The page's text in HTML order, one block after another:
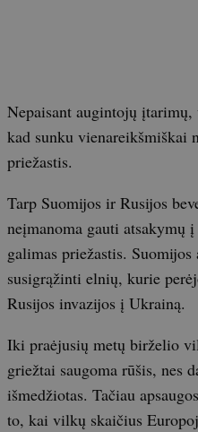
Nepaisant augintojų
kad sunku vienareikšmiškai
priežastis.
Tarp Suomijos ir Rusijos
neįmanoma gauti atsakymų
galimas priežastis.
susigrąžinti elnių, kurie
Rusijos invazijos į Ukrainą.
Iki praėjusių metų birželio
griežtai saugoma rūšis, nes
išmedžiotas. Tačiau
to, kai vilkų skaičius